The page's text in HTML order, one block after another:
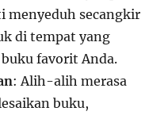
menyeduh secangkir
di tempat yang
favorit Anda.
: Alih-alih merasa
buku,